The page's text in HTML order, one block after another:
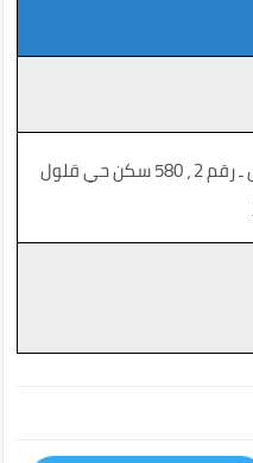
صيدلية فارمافونس ـ رقم 2 ، 580 سكن حي قلول